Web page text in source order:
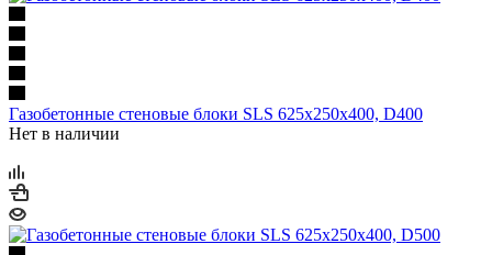
Газобетонные стеновые блоки SLS 625х250х400, D400
Нет в наличии